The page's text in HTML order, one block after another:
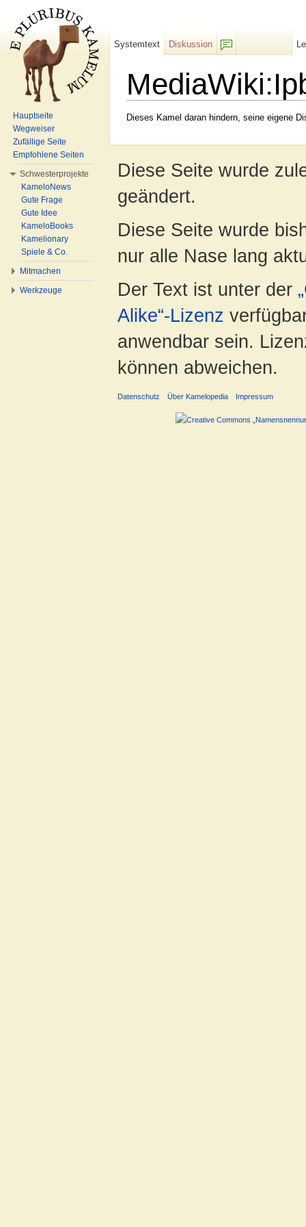
Dieses Kamel daran hindern, seine eigene
Systemtext
Diskussion
Hauptseite
Wegweiser
Zufällige Seite
Empfohlene Seiten
Schwesterprojekte
KameloNews
Gute Frage
Gute Idee
KameloBooks
Kamelionary
Spiele & Co.
Mitmachen
Werkzeuge
Diese Seite wurde
geändert.
Diese Seite wurde
nur alle Nase lang
Der Text ist unter der
Alike“-Lizenz
anwendbar sein.
können abweichen.
Datenschutz Über Kamelopedia Impressum